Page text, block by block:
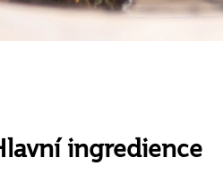
ingredience